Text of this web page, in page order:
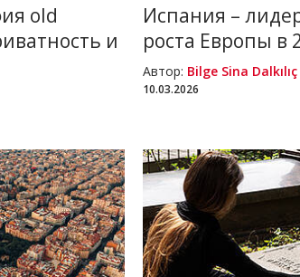
old
и
Испания –
роста Европы в
Автор: Bilge Sina Dalkılıç
10.03.2026